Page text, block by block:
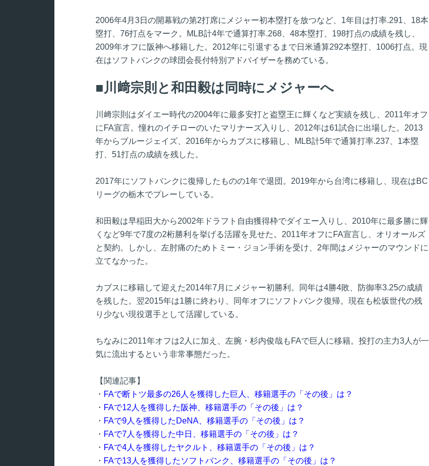
2006年4月3日の開幕戦の第2打席にメジャー初本塁打を放つなど、1年目は打率.291、18本
塁打、76打点をマーク。MLB計4年で通算打率.268、48本塁打、198打点の成績を残し、
2009年オフに阪神へ移籍した。2012年に引退するまで日米通算292本塁打、1006打点。現
在はソフトバンクの球団会長付特別アドバイザーを務めている。
川﨑宗則と和田毅は同時にメジャーへ
川﨑宗則はダイエー時代の2004年に最多安打と盗塁王に輝くなど実績を残し、2011年オフ
にFA宣言。憧れのイチローのいたマリナーズ入りし、2012年は61試合に出場した。2013
年からブルージェイズ、2016年からカブスに移籍し、MLB計5年で通算打率.237、1本塁
打、51打点の成績を残した。
2017年にソフトバンクに復帰したものの1年で退団。2019年から台湾に移籍し、現在はBC
リーグの栃木でプレーしている。
和田毅は早稲田大から2002年ドラフト自由獲得枠でダイエー入りし、2010年に最多勝に輝
くなど9年で7度の2桁勝利を挙げる活躍を見せた。2011年オフにFA宣言し、オリオールズ
と契約。しかし、左肘痛のためトミー・ジョン手術を受け、2年間はメジャーのマウンドに
立てなかった。
カブスに移籍して迎えた2014年7月にメジャー初勝利。同年は4勝4敗、防御率3.25の成績
を残した。翌2015年は1勝に終わり、同年オフにソフトバンク復帰。現在も松坂世代の残
り少ない現役選手として活躍している。
ちなみに2011年オフは2人に加え、左腕・杉内俊哉もFAで巨人に移籍。投打の主力3人が一
気に流出するという非常事態だった。
【関連記事】
・ FAで断トツ最多の26人を獲得した巨人、移籍選手の「その後」は？
・ FAで12人を獲得した阪神、移籍選手の「その後」は？
・ FAで9人を獲得したDeNA、移籍選手の「その後」は？
・ FAで7人を獲得した中日、移籍選手の「その後」は？
・ FAで4人を獲得したヤクルト、移籍選手の「その後」は？
・ FAで13人を獲得したソフトバンク、移籍選手の「その後」は？